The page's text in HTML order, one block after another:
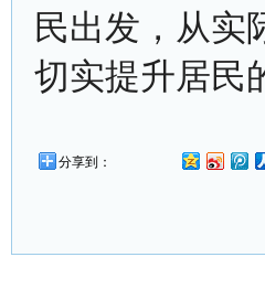
民出发，从实
切实提升居民
分享到：